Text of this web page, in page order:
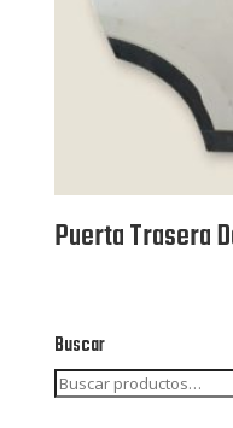
Puerta Trasera
Buscar
Buscar